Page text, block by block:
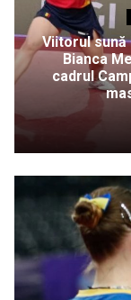
Viitorul sună
Bianca
cadrul